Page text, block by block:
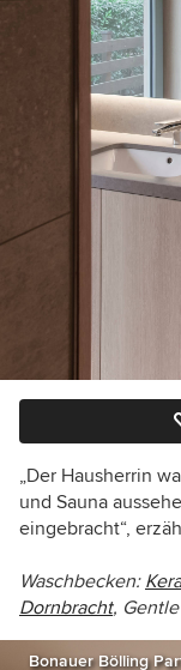
„Der Hausherrin
und Sauna
eingebracht“,
Waschbecken:
Dornbracht, Gentle
Bonauer Bölling